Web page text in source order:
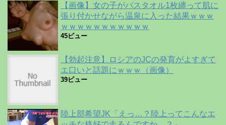
【画像】女の子がバスタオル1枚纏って肌に
張り付かせながら温泉に入った結果ｗｗｗ
ｗｗｗｗｗｗｗｗｗｗｗ
45ビュー
【勃起注意】ロシアのJCの発育がよすぎて
エ口いと話題にｗｗｗ（画像）
39ビュー
陸上部希望JK「えっ…？陸上ってこんなエ